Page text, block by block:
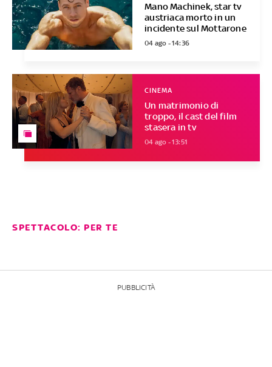
Mano Machinek, star tv
austriaca morto in un
incidente sul Mottarone
04 ago - 14:36
Un matrimonio di
troppo, il cast del film
stasera in tv
CINEMA
04 ago - 13:51
SPETTACOLO: PER TE
PUBBLICITÀ